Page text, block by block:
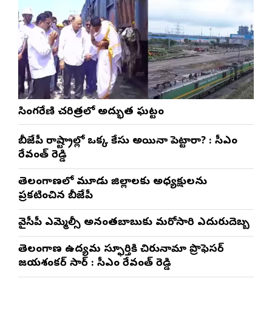
సింగరేణి చరిత్రలో అద్భుత ఘట్టం
బీజేపీ రాష్ట్రాల్లో ఒక్క కేసు అయినా పెట్టారా? : సీఎం
రేవంత్ రెడ్డి
తెలంగాణలో మూడు జిల్లాలకు అధ్యక్షులను
ప్రకటించిన బీజేపీ
వైసీపీ ఎమ్మెల్సీ అనంతబాబుకు మరోసారి ఎదురుదెబ్బ
తెలంగాణ ఉద్యమ స్ఫూర్తికి చిరునామా ప్రొఫెసర్
జయశంకర్ సార్ : సీఎం రేవంత్ రెడ్డి